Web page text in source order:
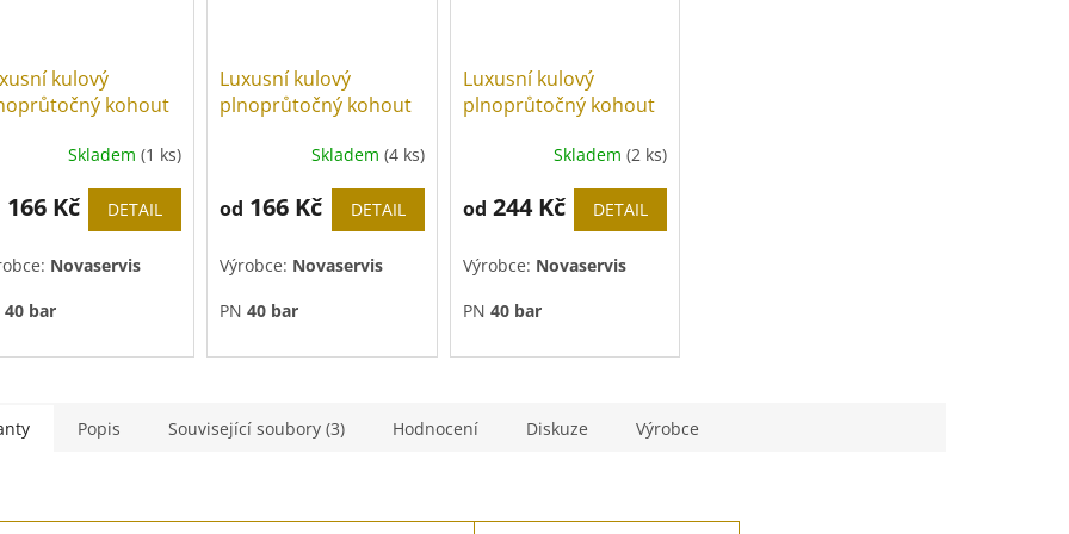
kulový
kohout
Skladem(1 ks)
166 Kč DETAIL
Novaservis
40 bar
i pro solární
Luxusní kulový
plnoprůtočný kohout
Skladem (4 ks)
od 166 Kč DETAIL
Výrobce: Novaservis
PN 40 bar
Vhodný i pro solární
Luxusní kulový
plnoprůtočný kohout
Skladem (2 ks)
od 244 Kč DETAIL
Výrobce: Novaservis
PN 40 bar
Vhodný i pro solární
Popis Související soubory (3) Hodnocení Diskuze Výrobce